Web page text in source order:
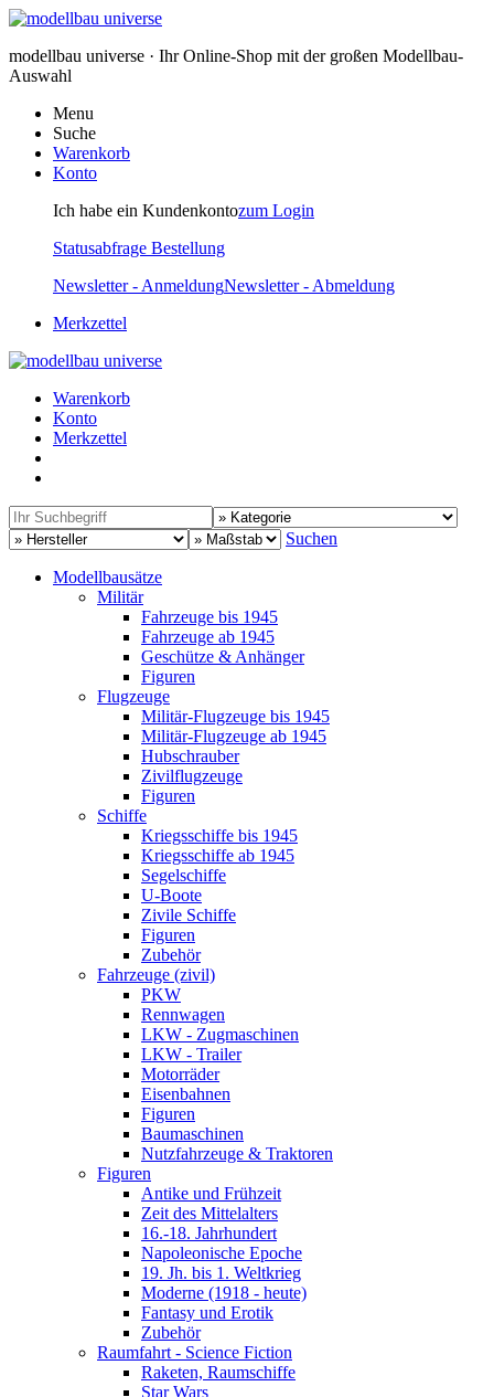
modellbau universe · Ihr Online-Shop mit der großen Modellbau-
Auswahl
Menu
Suche
Warenkorb
Konto
Ich habe ein Kundenkontozum Login
Statusabfrage Bestellung
Newsletter - AnmeldungNewsletter - Abmeldung
Merkzettel
Warenkorb
Konto
Merkzettel
Suchen
Modellbausätze
Militär
Fahrzeuge bis 1945
Fahrzeuge ab 1945
Geschütze & Anhänger
Figuren
Flugzeuge
Militär-Flugzeuge bis 1945
Militär-Flugzeuge ab 1945
Hubschrauber
Zivilflugzeuge
Figuren
Schiffe
Kriegsschiffe bis 1945
Kriegsschiffe ab 1945
Segelschiffe
U-Boote
Zivile Schiffe
Figuren
Zubehör
Fahrzeuge (zivil)
PKW
Rennwagen
LKW - Zugmaschinen
LKW - Trailer
Motorräder
Eisenbahnen
Figuren
Baumaschinen
Nutzfahrzeuge & Traktoren
Figuren
Antike und Frühzeit
Zeit des Mittelalters
16.-18. Jahrhundert
Napoleonische Epoche
19. Jh. bis 1. Weltkrieg
Moderne (1918 - heute)
Fantasy und Erotik
Zubehör
Raumfahrt - Science Fiction
Raketen, Raumschiffe
Star Wars